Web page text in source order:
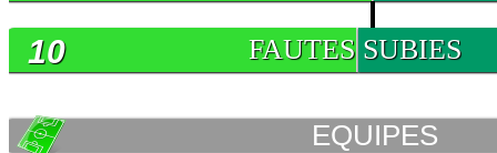
FAUTES SUBIES
10
EQUIPES